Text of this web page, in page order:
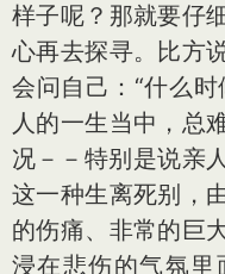
样子呢？那就要仔
心再去探寻。比方
会问自己：“什么
人的一生当中，总
况－－特别是说亲
这一种生离死别，
的伤痛、非常的巨
浸在悲伤的气氛